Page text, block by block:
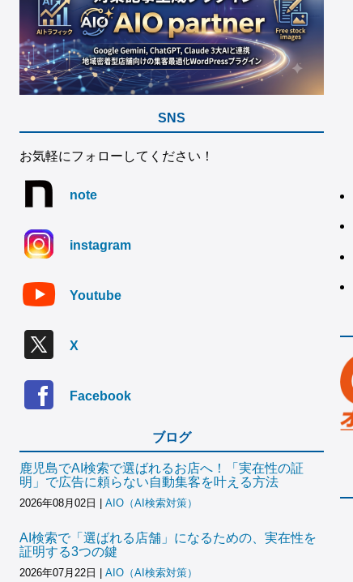
SNS
お気軽にフォローしてください！
note
instagram
Youtube
X
Facebook
ブログ
鹿児島でAI検索で選ばれるお店へ！「実在性の証
明」で広告に頼らない自動集客を叶える方法
2026年08月02日 AIO（AI検索対策）
AI検索で「選ばれる店舗」になるための、実在性を
証明する3つの鍵
2026年07月22日 AIO（AI検索対策）